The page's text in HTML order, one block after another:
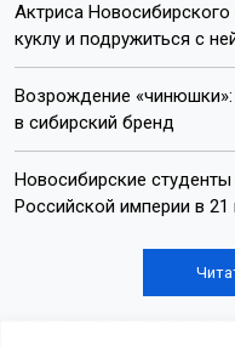
Актриса Новосибирского
куклу и подружиться с
Возрождение
в сибирский бренд
Новосибирские
Российской империи в 21